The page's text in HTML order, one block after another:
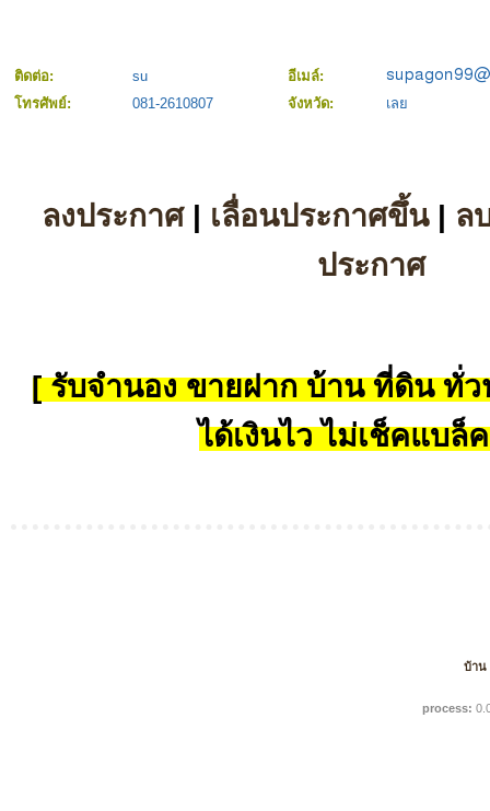
ติดต่อ: su
อีเมล์:
โทรศัพย์:
081-2610807 จังหวัด: เลย
ลงประกาศ| เลื่อนประกาศขึ้น| ล
ประกาศ
[ รับจำนอง ขายฝาก บ้าน ที่ดิน ทั่ว
ได้เงินไว ไม่เช็คแบล็
บ้าน
process: